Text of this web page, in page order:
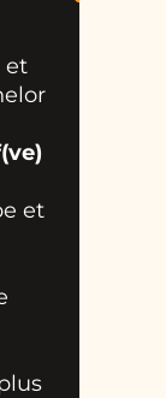
et
et